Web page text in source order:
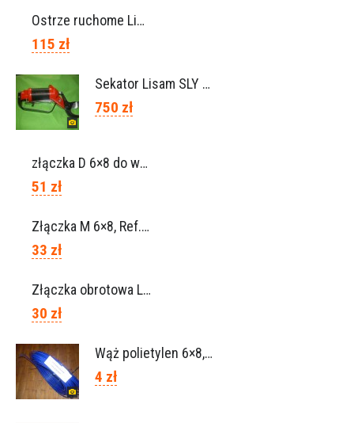
Ostrze ruchome Lisam, Ref. A1208
115 zł
Sekator Lisam SLY / przedłużki 0,5m 1m (Włochy)
750 zł
złączka D 6×8 do węża, Ref. 0113.0106
51 zł
Złączka M 6×8, Ref. 0115.0102
33 zł
Złączka obrotowa Lisam do węża 6×8 / Ref. 0160.0100
30 zł
Wąż polietylen 6×8, Ref.0120.0203
4 zł